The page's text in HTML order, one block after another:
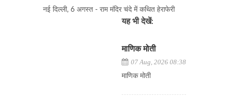
नई दिल्ली, 6 अगस्त - राम मंदिर चंदे में कथित हेराफेरी
यह भी देखें:
माणिक मोती
07 Aug, 2026 08:38
माणिक मोती